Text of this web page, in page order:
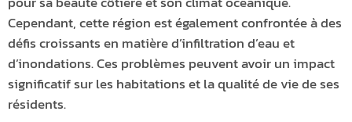
Cependant, cette région est également confrontée à des
défis croissants en matière d’infiltration d’eau et
d’inondations. Ces problèmes peuvent avoir un impact
significatif sur les habitations et la qualité de vie de ses
résidents.